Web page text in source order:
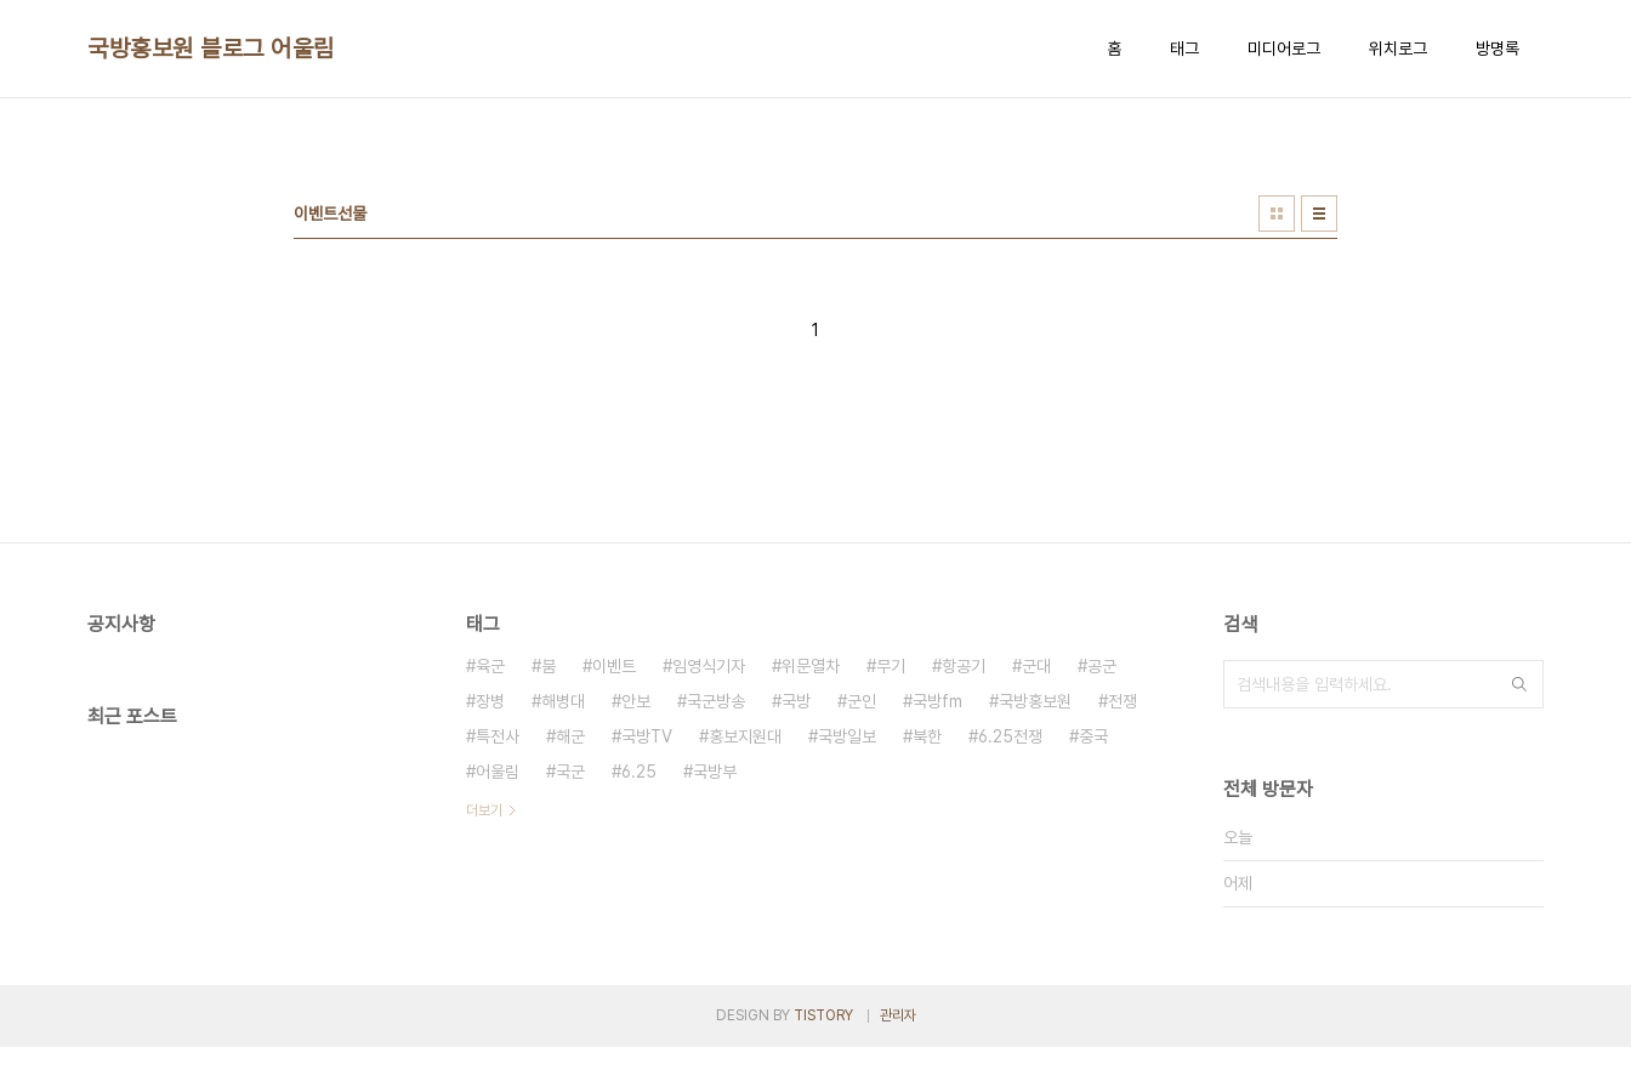
국방홍보원 블로그 어울림 홈 태그 미디어로그 위치로그 방명록
이벤트선물
1
공지사항
최근 포스트
태그
육군 붐 이벤트 임영식기자 위문열차 무기 항공기 군대
공군
장병
해병대 안보 국군방송 국방 군인 국방fm 국방홍보원
전쟁
특전사
해군 국방TV 홍보지원대 국방일보 북한 6.25전쟁
중국
어울림
국군 6.25 국방부
더보기
검색
전체 방문자
오늘
어제
DESIGN BY TISTORY 관리자